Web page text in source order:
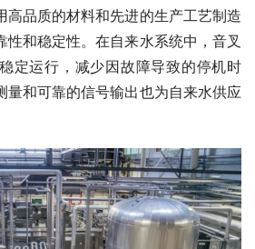
品质的材料和先进的生产工艺制造
性和稳定性。在自来水系统中，音叉
定运行，减少因故障导致的停机时
量和可靠的信号输出也为自来水供应